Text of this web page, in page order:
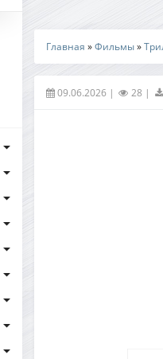
Главная »Фильмы»
09.06.2026 | 28 |